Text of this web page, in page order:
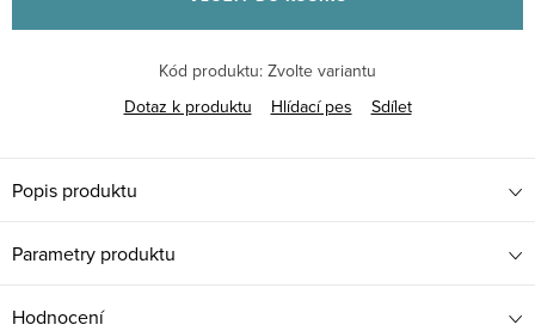
Kód produktu: Zvolte variantu
Dotaz k produktu
Hlídací pes Sdílet
Popis produktu
Parametry produktu
Hodnocení